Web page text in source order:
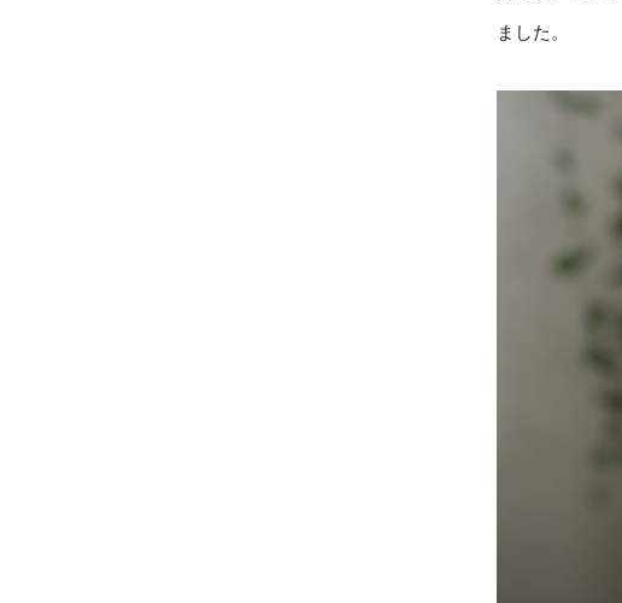
ました。